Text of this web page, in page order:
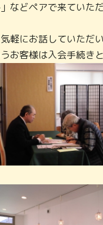
などペアで来ていた
軽にお話していただ
お客様は入会手続き